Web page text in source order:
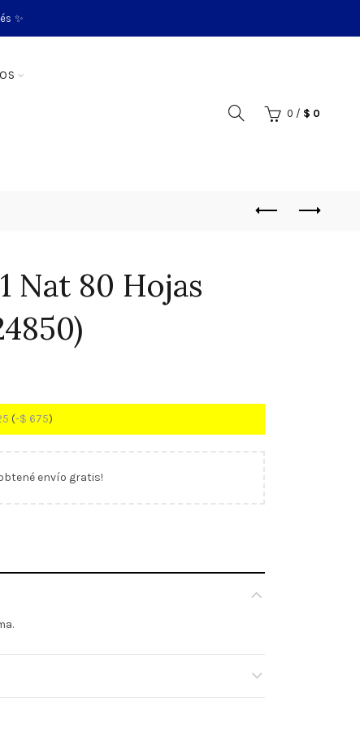
✨
0 / $ 0
Nat 80 Hojas
(-$ 675)
envío gratis!